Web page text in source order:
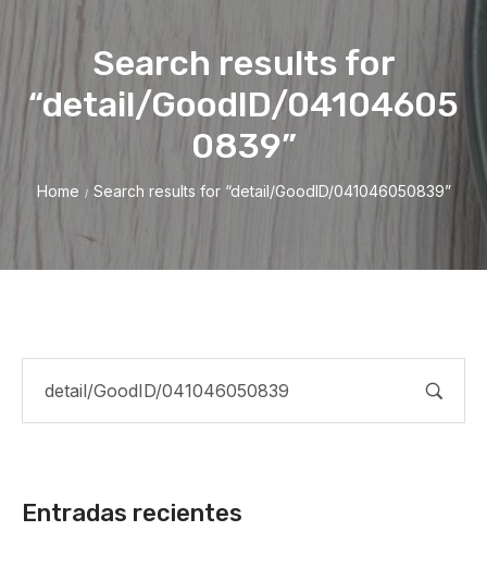
Search results for
“detail/GoodID/04104605
0839”
Home / Search results for “detail/GoodID/041046050839”
Entradas recientes